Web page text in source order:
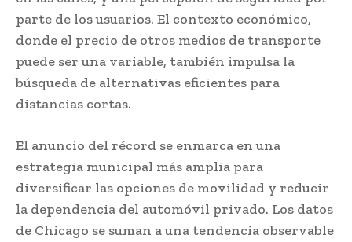
parte de los usuarios. El contexto económico,
donde el precio de otros medios de transporte
puede ser una variable, también impulsa la
búsqueda de alternativas eficientes para
distancias cortas.
El anuncio del récord se enmarca en una
estrategia municipal más amplia para
diversificar las opciones de movilidad y reducir
la dependencia del automóvil privado. Los datos
de Chicago se suman a una tendencia observable